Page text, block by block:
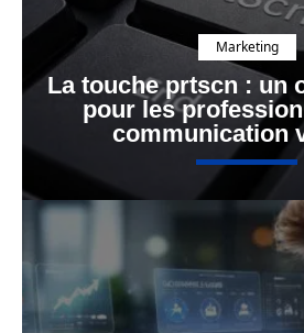
Marketing
La touche prtscn : un
pour les
communication